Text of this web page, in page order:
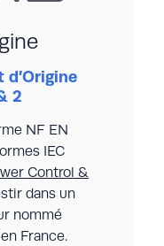
2
NF EN
IEC
Control &
dans un
nommé
France.